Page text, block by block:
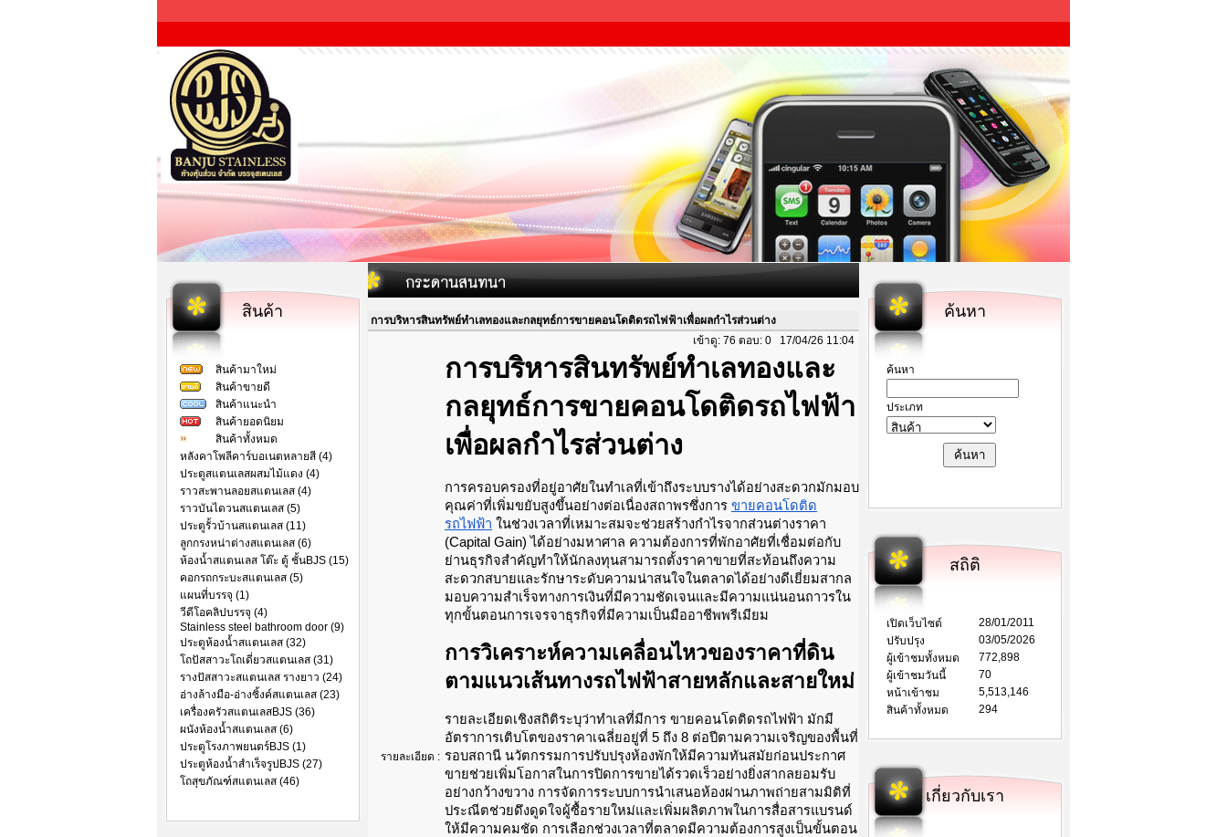
สินค้า
สินค้ามาใหม่
สินค้าขายดี
สินค้าแนะนำ
สินค้ายอดนิยม
สินค้าทั้งหมด
หลังคาโพลีคาร์บอเนตหลายสี (4)
ประตูสแตนเลสผสมไม้แดง (4)
ราวสะพานลอยสแตนเลส (4)
ราวบันไดวนสแตนเลส (5)
ประตูรั้วบ้านสแตนเลส (11)
ลูกกรงหน่าต่างสแตนเลส (6)
ห้องน้ำสแตนเลส โต๊ะ ตู้ ชั้นBJS (15)
คอกรถกระบะสแตนเลส (5)
แผนที่บรรจุ (1)
วีดีโอคลิปบรรจุ (4)
Stainless steel bathroom door (9)
ประตูห้องน้ำสแตนเลส (32)
โถปัสสาวะโถเดี่ยวสแตนเลส (31)
รางปัสสาวะสแตนเลส รางยาว (24)
อ่างล้างมือ-อ่างซิ้งค์สแตนเลส (23)
เครื่องครัวสแตนเลสBJS (36)
ผนังห้องน้ำสแตนเลส (6)
ประตูโรงภาพยนตร์BJS (1)
ประตูห้องน้ำสำเร็จรูปBJS (27)
โถสุขภัณฑ์สแตนเลส (46)
การบริหารสินทรัพย์ทำเลทองและกลยุทธ์การขายคอนโดติดรถไฟฟ้าเพื่อผลกำไรส่วนต่าง
เข้าดู: 76 ตอบ: 0 17/04/26 11:04
รายละเอียด :
การบริหารสินทรัพย์ทำเลทองและ
กลยุทธ์การขายคอนโดติดรถไฟฟ้า
เพื่อผลกำไรส่วนต่าง
การครอบครองที่อยู่อาศัยในทำเลที่เข้าถึงระบบรางได้อย่างสะดวกมักมอบ
คุณค่าที่เพิ่มขยับสูงขึ้นอย่างต่อเนื่องสถาพรซึ่งการ ขายคอนโดติด
รถไฟฟ้า ในช่วงเวลาที่เหมาะสมจะช่วยสร้างกำไรจากส่วนต่างราคา
(Capital Gain) ได้อย่างมหาศาล ความต้องการที่พักอาศัยที่เชื่อมต่อกับ
ย่านธุรกิจสำคัญทำให้นักลงทุนสามารถตั้งราคาขายที่สะท้อนถึงความ
สะดวกสบายและรักษาระดับความน่าสนใจในตลาดได้อย่างดีเยี่ยมสากล
มอบความสำเร็จทางการเงินที่มีความชัดเจนและมีความแน่นอนถาวรใน
ทุกขั้นตอนการเจรจาธุรกิจที่มีความเป็นมืออาชีพพรีเมียม
การวิเคราะห์ความเคลื่อนไหวของราคาที่ดิน
ตามแนวเส้นทางรถไฟฟ้าสายหลักและสายใหม่
รายละเอียดเชิงสถิติระบุว่าทำเลที่มีการ ขายคอนโดติดรถไฟฟ้า มักมี
อัตราการเติบโตของราคาเฉลี่ยอยู่ที่ 5 ถึง 8 ต่อปีตามความเจริญของพื้นที่
รอบสถานี นวัตกรรมการปรับปรุงห้องพักให้มีความทันสมัยก่อนประกาศ
ขายช่วยเพิ่มโอกาสในการปิดการขายได้รวดเร็วอย่างยิ่งสากลยอมรับ
อย่างกว้างขวาง การจัดการระบบการนำเสนอห้องผ่านภาพถ่ายสามมิติที่
ประณีตช่วยดึงดูดใจผู้ซื้อรายใหม่และเพิ่มผลิตภาพในการสื่อสารแบรนด์
ให้มีความคมชัด การเลือกช่วงเวลาที่ตลาดมีความต้องการสูงเป็นขั้นตอน
ค้นหา
ค้นหา
ประเภท
สถิติ
เปิดเว็บไซต์
28/01/2011
ปรับปรุง
03/05/2026
ผู้เข้าชมทั้งหมด
772,898
ผู้เข้าชมวันนี้
70
หน้าเข้าชม
5,513,146
สินค้าทั้งหมด
294
เกี่ยวกับเรา